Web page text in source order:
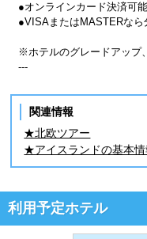
●オンラインカード決済可能
●VISAまたはMASTERなら
※ホテルのグレードアップ
---
関連情報
★北欧ツアー
★アイスランドの基本情
利用予定ホテル